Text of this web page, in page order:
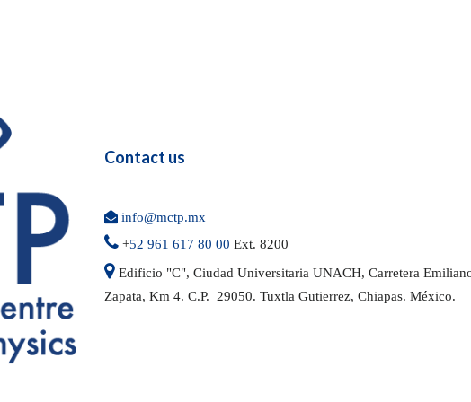
Contact us
 info@mctp.mx
 +52 961 617 80 00 Ext. 8200
 Edificio "C", Ciudad Universitaria UNACH, Carretera
Zapata, Km 4. C.P. 29050. Tuxtla Gutierrez, Chiapas. México.